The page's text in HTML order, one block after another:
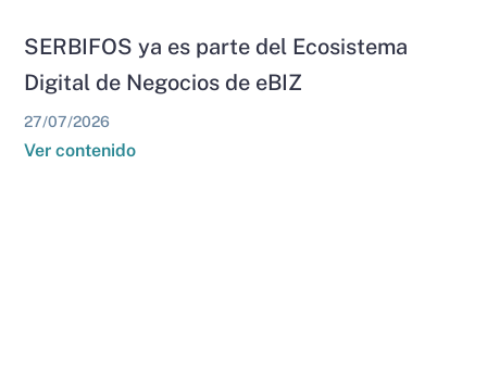
SERBIFOS ya es parte del Ecosistema
Digital de Negocios de eBIZ
27/07/2026
Ver contenido